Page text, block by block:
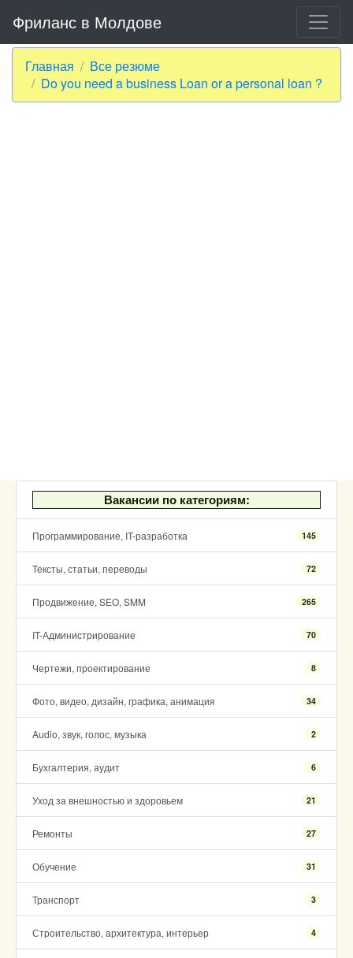
Фриланс в Молдове
Главная
Все резюме
Do you need a business Loan or a personal loan ?
Вакансии по категориям:
Программирование, IT-разработка 145
Тексты, статьи, переводы 72
Продвижение, SEO, SMM 265
IT-Администрирование 70
Чертежи, проектирование 8
Фото, видео, дизайн, графика, анимация 34
Audio, звук, голос, музыка 2
Бухгалтерия, аудит 6
Уход за внешностью и здоровьем 21
Ремонты 27
Обучение 31
Транспорт 3
Строительство, архитектура, интерьер 4